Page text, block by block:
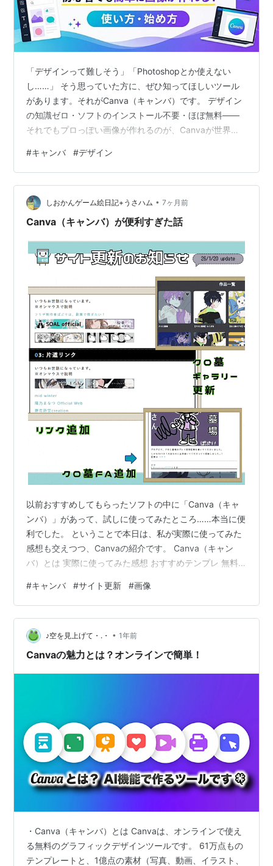
「デザインって難しそう」「Photoshopとか使えない
し……」 そう思っていた方に、ぜひ知ってほしいツール
があります。それがCanva（キャンバ）です。 デザイン
の知識ゼロ・ソフトのインストール不要・ほぼ無料——
それでもプロっぽい画像が作れるのが、Canvaが世界中
何？」から「最初の1枚を作るまで」を、初心者の方でも
迷わないように丁寧に解説します。 Canva（キャンバ）
とは？ なぜCanvaがいいのか——6つの理由 ① インス
トール不要・ブラウザだけで使える ② デザインの知識
がなくてもいい ③ 無料でも十分使える ④ 日本語に完
#キャンバ #デザイン
しおかんゲーム絵日記+うさハム • 7ヶ月前
Canva（キャンバ）が便利すぎた話
以前おすすめしてもらったソフトの中に「Canva（キャ
ンバ）」があって、試しに使ってみたところ……本当に便
利でした。 ということで本日は、私が実際に使ってみた
感想も交えつつ、Canvaの紹介です。 Canva（キャン
バ）とは 実際に使ってみた感想 おすすめテンプレ 無料
バ）とは 誰でも簡単にデザインができるオンラインサー
ビスです。 ・デザインの知識がなくてもOK・テンプレー
トを選んで文字や画像を差し替えるだけ・しかも無料で
使える という、かなり強いツール。 公式サイトはこちら
👇 実際に使ってみた感想 こちらのサイト更新のお知ら
#キャンバ #サイト更新 #画像
♪空を見上げて・.・ • 1年前
Canvaの魅力とは？オンラインで簡単！
・Canva（キャンバ）とは Canvaは、オンラインで使え
る無料のグラフィックデザインツールです。 61万点もの
テンプレートと、1億点の素材（写真、動画、イラスト、